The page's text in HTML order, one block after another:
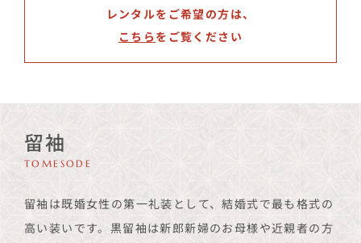
レンタルをご希望の方は、
こちらをご覧ください
留袖
TOMESODE
留袖は既婚女性の第一礼装として、結婚式で最も格式の
高い装いです。黒留袖は新郎新婦のお母様や近親者の方